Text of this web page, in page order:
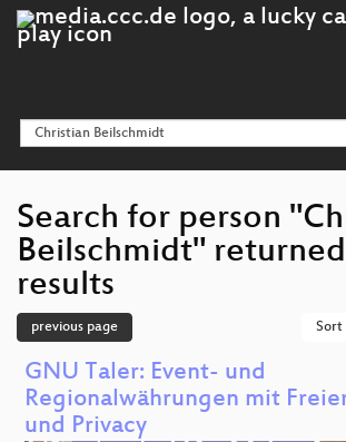
Search for person
Beilschmidt"
results
previous page Sort
GNU Taler: Event- und
Regionalwährungen mit
und Privacy